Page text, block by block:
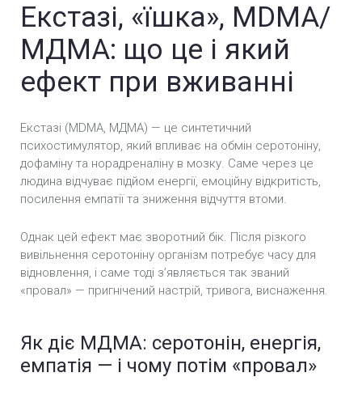
Екстазі, «їшка», MDMA/
МДМА: що це і який
ефект при вживанні
Екстазі (MDMA, МДМА) — це синтетичний
психостимулятор, який впливає на обмін серотоніну,
дофаміну та норадреналіну в мозку. Саме через це
людина відчуває підйом енергії, емоційну відкритість,
посилення емпатії та зниження відчуття втоми.
Однак цей ефект має зворотний бік. Після різкого
вивільнення серотоніну організм потребує часу для
відновлення, і саме тоді з’являється так званий
«провал» — пригнічений настрій, тривога, виснаження.
Як діє МДМА: серотонін, енергія,
емпатія — і чому потім «провал»